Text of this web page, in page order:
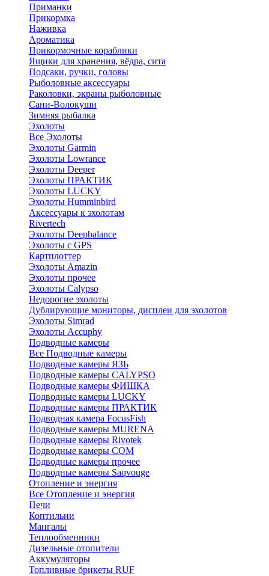
Приманки
Прикормка
Наживка
Ароматика
Прикормочные кораблики
Ящики для хранения, вёдра, сита
Подсаки, ручки, головы
Рыболовные аксессуары
Раколовки, экраны рыболовные
Сани-Волокуши
Зимняя рыбалка
Эхолоты
Все Эхолоты
Эхолоты Garmin
Эхолоты Lowrance
Эхолоты Deeper
Эхолоты ПРАКТИК
Эхолоты LUCKY
Эхолоты Humminbird
Аксессуары к эхолотам
Rivertech
Эхолоты Deepbalance
Эхолоты с GPS
Картплоттер
Эхолоты Amazin
Эхолоты прочее
Эхолоты Calypso
Недорогие эхолоты
Дублирующие мониторы, дисплеи для эхолотов
Эхолоты Simrad
Эхолоты Accuphy
Подводные камеры
Все Подводные камеры
Подводные камеры ЯЗЬ
Подводные камеры CALYPSO
Подводные камеры ФИШКА
Подводные камеры LUCKY
Подводные камеры ПРАКТИК
Подводная камера FocusFish
Подводные камеры MURENA
Подводные камеры Rivotek
Подводные камеры СОМ
Подводные камеры прочее
Подводные камеры Saqvouge
Отопление и энергия
Все Отопление и энергия
Печи
Коптильни
Мангалы
Теплообменники
Дизельные отопители
Аккумуляторы
Топливные брикеты RUF